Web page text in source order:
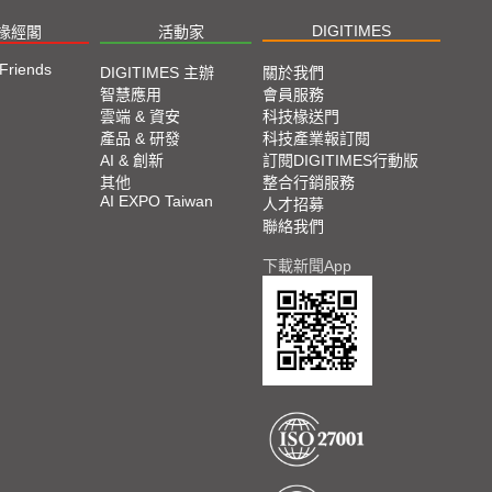
經閣 活動家 DIGITIMES
DIGITIMES 主辦
智慧應用
雲端 & 資安
產品 & 研發
AI & 創新
其他
AI EXPO Taiwan
關於我們
會員服務
科技椽送門
科技產業報訂閱
訂閱DIGITIMES行動版
整合行銷服務
人才招募
聯絡我們
下載新聞App